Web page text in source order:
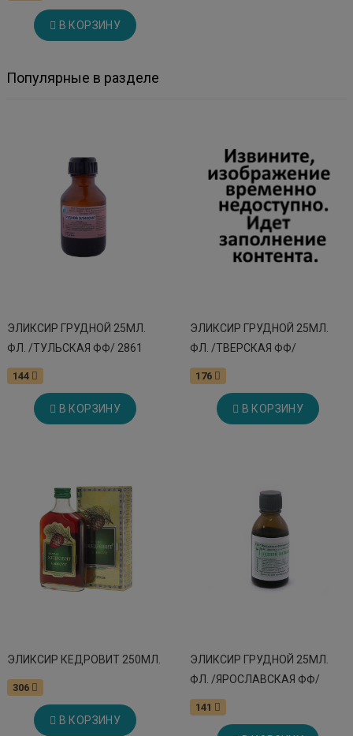
В КОРЗИНУ
Популярные в разделе
ЭЛИКСИР ГРУДНОЙ 25МЛ.
ФЛ. /ТУЛЬСКАЯ ФФ/ 2861
144
В КОРЗИНУ
ЭЛИКСИР ГРУДНОЙ 25МЛ.
ФЛ. /ТВЕРСКАЯ ФФ/
176
В КОРЗИНУ
ЭЛИКСИР КЕДРОВИТ 250МЛ.
306
В КОРЗИНУ
ЭЛИКСИР ГРУДНОЙ 25МЛ.
ФЛ. /ЯРОСЛАВСКАЯ ФФ/
141